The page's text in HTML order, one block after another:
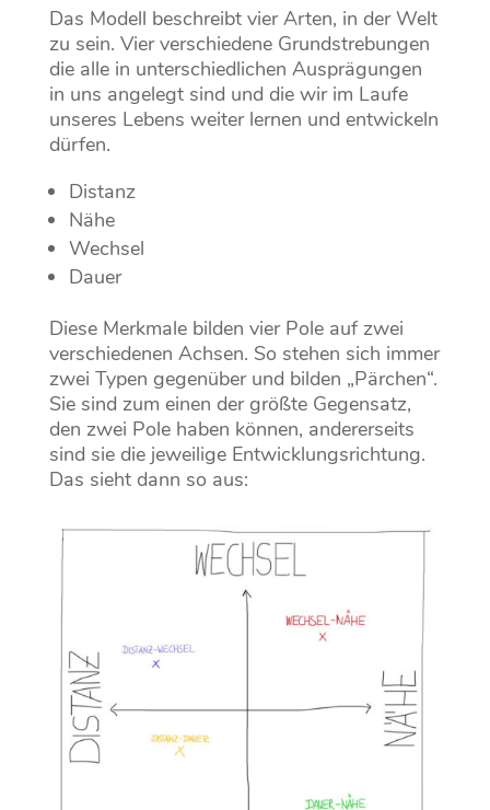
Das Modell beschreibt vier Arten, in der Welt
zu sein. Vier verschiedene Grundstrebungen
die alle in unterschiedlichen Ausprägungen
in uns angelegt sind und die wir im Laufe
unseres Lebens weiter lernen und entwickeln
dürfen.
Distanz
Nähe
Wechsel
Dauer
Diese Merkmale bilden vier Pole auf zwei
verschiedenen Achsen. So stehen sich immer
zwei Typen gegenüber und bilden „Pärchen“.
Sie sind zum einen der größte Gegensatz,
den zwei Pole haben können, andererseits
sind sie die jeweilige Entwicklungsrichtung.
Das sieht dann so aus: